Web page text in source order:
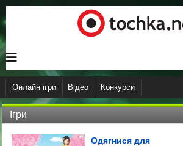
Онлайн ігри
Логічні Аркадні Ретро Перегони
Відео Конкурси
Ігри
Одягнися для